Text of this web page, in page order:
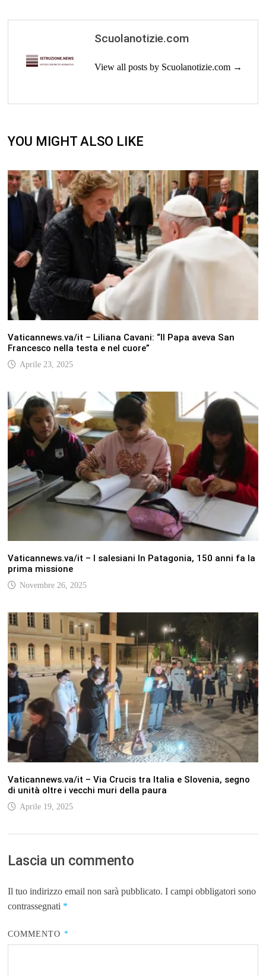
Scuolanotizie.com
View all posts by Scuolanotizie.com →
YOU MIGHT ALSO LIKE
Vaticannews.va/it – Liliana Cavani: “Il Papa aveva San
Francesco nella testa e nel cuore”
Aprile 23, 2025
Vaticannews.va/it – I salesiani In Patagonia, 150 anni fa la
prima missione
Novembre 26, 2025
Vaticannews.va/it – Via Crucis tra Italia e Slovenia, segno
di unità oltre i vecchi muri della paura
Aprile 19, 2025
Lascia un commento
Il tuo indirizzo email non sarà pubblicato. I campi obbligatori sono
contrassegnati *
COMMENTO *